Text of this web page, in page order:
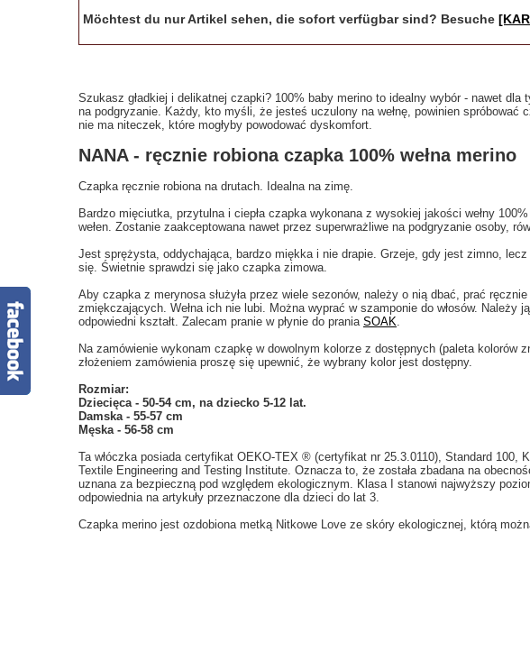
Möchtest du nur Artikel sehen, die sofort verfügbar sind? Besuche
Szukasz gładkiej i delikatnej czapki? 100% baby merino to idealny wybór - nawet dla
na podgryzanie. Każdy, kto myśli, że jesteś uczulony na wełnę, powinien spróbować
nie ma niteczek, które mogłyby powodować dyskomfort.
NANA - ręcznie robiona czapka 100% wełna merino
Czapka ręcznie robiona na drutach. Idealna na zimę.
Bardzo mięciutka, przytulna i ciepła czapka wykonana z wysokiej jakości wełny
wełen. Zostanie zaakceptowana nawet przez superwrażliwe na podgryzanie osoby,
Jest sprężysta, oddychająca, bardzo miękka i nie drapie. Grzeje, gdy jest zimno,
się. Świetnie sprawdzi się jako czapka zimowa.
Aby czapka z merynosa służyła przez wiele sezonów, należy o nią dbać, prać
zmiękczających. Wełna ich nie lubi. Można wyprać w szamponie do włosów. Należy
odpowiedni kształt. Zalecam pranie w płynie do prania SOAK
Na zamówienie wykonam czapkę w dowolnym kolorze z dostępnych (paleta kolorów
złożeniem zamówienia proszę się upewnić, że wybrany kolor jest dostępny.
Rozmiar:
Dziecięca - 50-54 cm, na dziecko 5-12 lat.
Damska - 55-57 cm
Męska - 56-58 cm
Ta włóczka posiada certyfikat OEKO-TEX ® (certyfikat nr 25.3.0110), Standard 100,
Textile Engineering and Testing Institute. Oznacza to, że została zbadana na
uznana za bezpieczną pod względem ekologicznym. Klasa I stanowi najwyższy
odpowiednia na artykuły przeznaczone dla dzieci do lat 3.
Czapka merino jest ozdobiona metką Nitkowe Love ze skóry ekologicznej, którą